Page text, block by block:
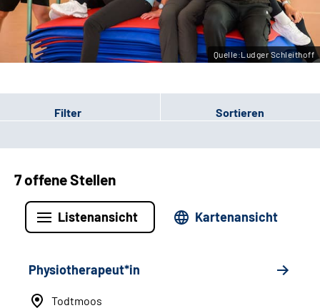
Leichte Sprache
Gebärdensprache
Quelle:Ludger Schleithoff
Filter Sortieren
7 offene Stellen
Listenansicht Kartenansicht
Physiotherapeut*in
Todtmoos